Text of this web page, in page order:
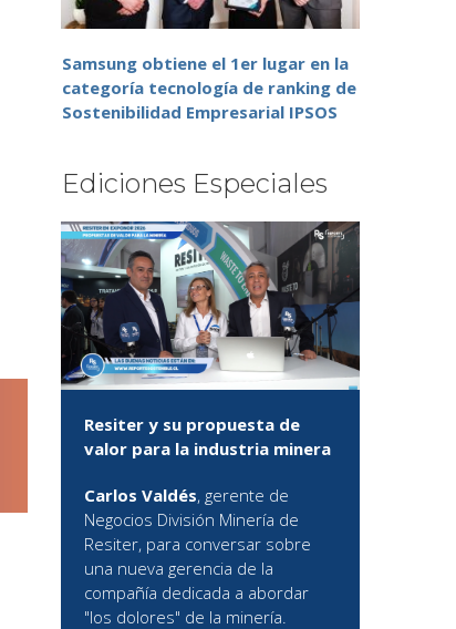
Samsung obtiene el 1er lugar en la
categoría tecnología de ranking de
Sostenibilidad Empresarial IPSOS
Ediciones Especiales
Resiter y su propuesta de
valor para la industria minera
Carlos Valdés, gerente de
Negocios División Minería de
Resiter, para conversar sobre
una nueva gerencia de la
compañía dedicada a abordar
"los dolores" de la minería.